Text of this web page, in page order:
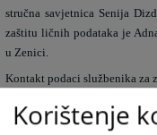
stručna savjetnica Senija
zaštitu ličnih podataka je
u Zenici.
Kontakt podaci službenika za
tel.: +387 32 246-210,
e-pošta:
Korištenje